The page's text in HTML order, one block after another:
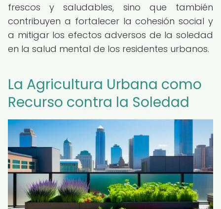
frescos y saludables, sino que también
contribuyen a fortalecer la cohesión social y
a mitigar los efectos adversos de la soledad
en la salud mental de los residentes urbanos.
La Agricultura Urbana como
Recurso contra la Soledad